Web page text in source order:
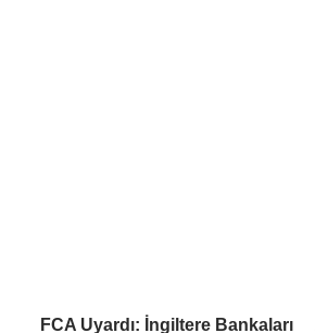
FCA Uyardı: İngiltere Bankaları